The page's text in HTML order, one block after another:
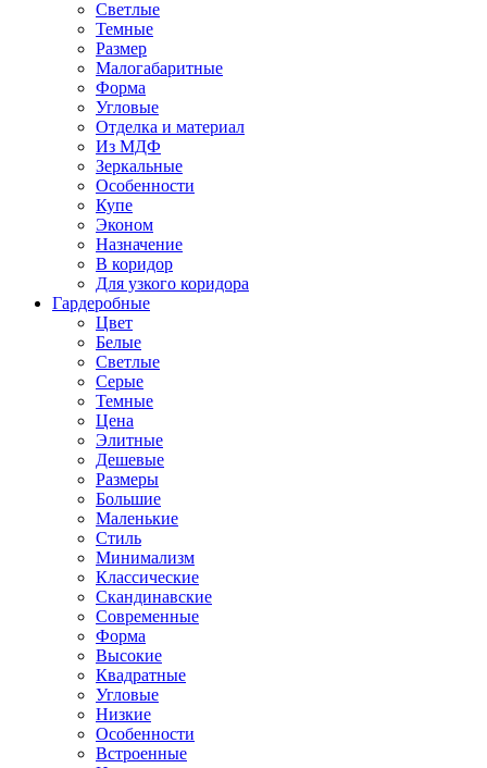
Светлые
Темные
Размер
Малогабаритные
Форма
Угловые
Отделка и материал
Из МДФ
Зеркальные
Особенности
Купе
Эконом
Назначение
В коридор
Для узкого коридора
Гардеробные
Цвет
Белые
Светлые
Серые
Темные
Цена
Элитные
Дешевые
Размеры
Большие
Маленькие
Стиль
Минимализм
Классические
Скандинавские
Современные
Форма
Высокие
Квадратные
Угловые
Низкие
Особенности
Встроенные